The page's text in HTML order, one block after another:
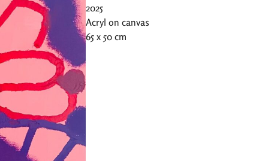
2025
Acryl on canvas
65 x 50 cm